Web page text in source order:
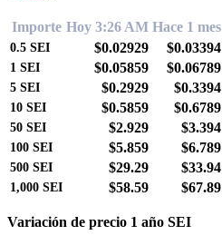
Importe Hoy 3:26 AM Hace 1 mes
0.5 SEI $0.02929 $0.03394
1 SEI $0.05859 $0.06789
5 SEI $0.2929 $0.3394
10 SEI $0.5859 $0.6789
50 SEI $2.929 $3.394
100 SEI $5.859 $6.789
500 SEI $29.29 $33.94
1,000 SEI $58.59 $67.89
Variación de precio 1 año SEI